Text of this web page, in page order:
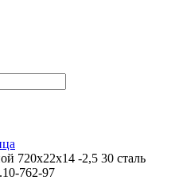
720х22х14 -2,5 30 сталь
762-97